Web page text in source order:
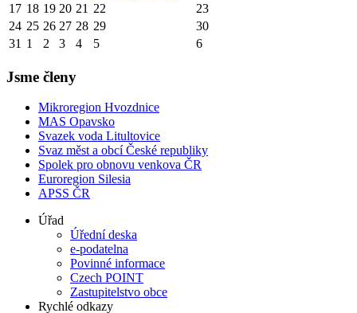
17 18 19 20 21 22
23
24 25 26 27 28 29
30
31 1 2 3 4 5 6
Jsme členy
Mikroregion Hvozdnice
MAS Opavsko
Svazek voda Litultovice
Svaz měst a obcí České republiky
Spolek pro obnovu venkova ČR
Euroregion Silesia
APSS ČR
Úřad
Úřední deska
e-podatelna
Povinné informace
Czech POINT
Zastupitelstvo obce
Rychlé odkazy